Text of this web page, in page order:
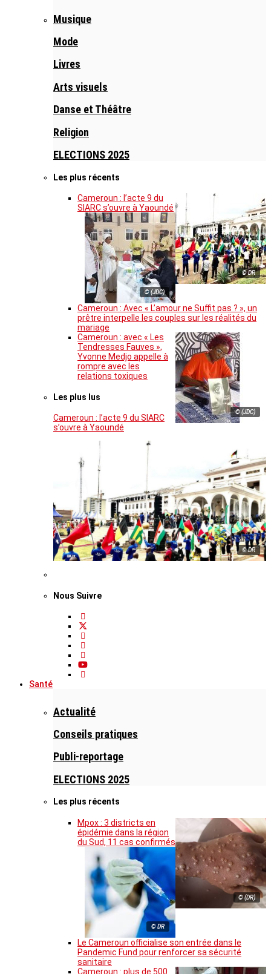
Musique
Mode
Livres
Arts visuels
Danse et Théâtre
Religion
ELECTIONS 2025
Les plus récents
© DR
Cameroun : l’acte 9 du
SIARC s’ouvre à Yaoundé
© (JDC)
Cameroun : Avec « L’amour ne Suffit pas ? », un
prêtre interpelle les couples sur les réalités du
mariage
© (JDC)
Cameroun : avec « Les
Tendresses Fauves »,
Yvonne Medjo appelle à
rompre avec les
relations toxiques
Les plus lus
Cameroun : l’acte 9 du SIARC
s’ouvre à Yaoundé
© DR
Nous Suivre
Santé
Actualité
Conseils pratiques
Publi-reportage
ELECTIONS 2025
Les plus récents
© (DR)
Mpox : 3 districts en
épidémie dans la région
du Sud, 11 cas confirmés
© DR
Le Cameroun officialise son entrée dans le
Pandemic Fund pour renforcer sa sécurité
sanitaire
Cameroun : plus de 500